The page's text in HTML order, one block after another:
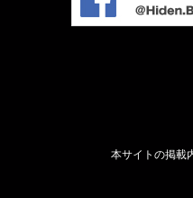
本サイトの掲載